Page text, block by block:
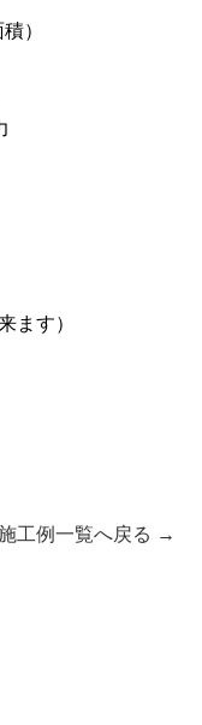
）
ます）
工例一覧へ戻る →